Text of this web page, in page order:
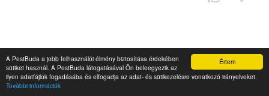
Értem
A PestBuda a jobb felhasználói élmény biztosítása érdekében
sütiket használ. A PestBuda látogatásával Ön beleegyezik az
ilyen adatfájlok fogadásába és elfogadja az adat- és sütikezelésre vonatkozó irányelveket.
További információk